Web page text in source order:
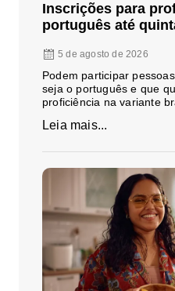
Inscrições para
português até
5 de agosto de 2026
Podem participar
seja o português e que
proficiência na variante
Leia mais...